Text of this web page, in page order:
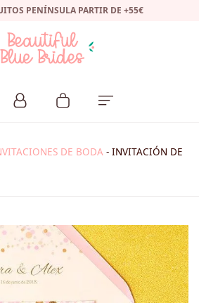
PENÍNSULA PARTIR DE +55€
DE BODA - INVITACIÓN DE